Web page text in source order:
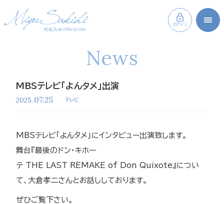
ログイン
News
MBSテレビ「よんタメ」出演
2025. 07.25 テレビ
MBSテレビ「よんタメ」にインタビュー出演致します。
舞台『最後のドン・キホー
テ THE LAST REMAKE of Don Quixote』につい
て、大倉孝二さんとお話ししております。
ぜひご覧下さい。